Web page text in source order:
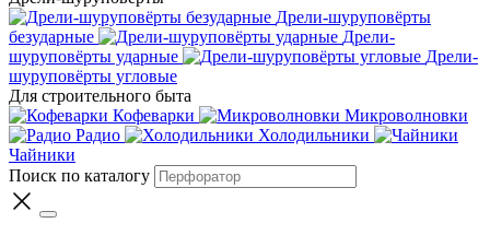
Дрели-шуруповёрты
безударные
Дрели-
шуруповёрты ударные
Дрели-
шуруповёрты угловые
Для строительного быта
Кофеварки
Микроволновки
Радио
Холодильники
Чайники
Поиск по каталогу